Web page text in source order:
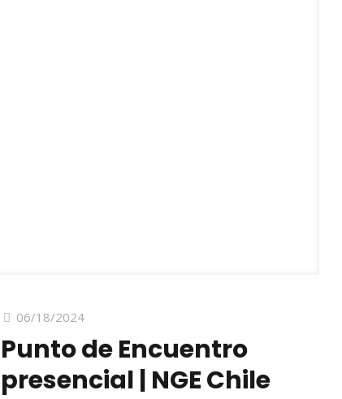
06/18/2024
Punto de Encuentro
presencial | NGE Chile